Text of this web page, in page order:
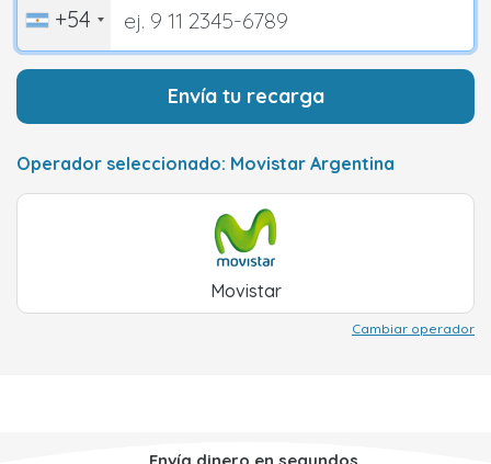
+54
Envía tu recarga
Operador seleccionado: Movistar Argentina
Movistar
Cambiar operador